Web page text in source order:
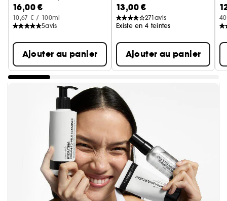
16,00 €
10,67 € / 100ml
5avis
Ajouter au panier
Baume à Lèvres Repulpant
13,00 €
271avis
Existe en 4 teintes
Ajouter au panier